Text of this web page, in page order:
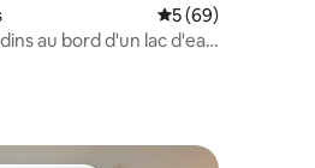
base de 25 commentaires : 5 sur 5
Évaluation
5 (69)
au bord d'un lac d'eau